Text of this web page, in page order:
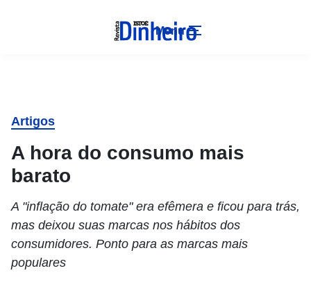
Menu
Artigos
A hora do consumo mais
barato
A "inflação do tomate" era efêmera e ficou para trás,
mas deixou suas marcas nos hábitos dos
consumidores. Ponto para as marcas mais
populares